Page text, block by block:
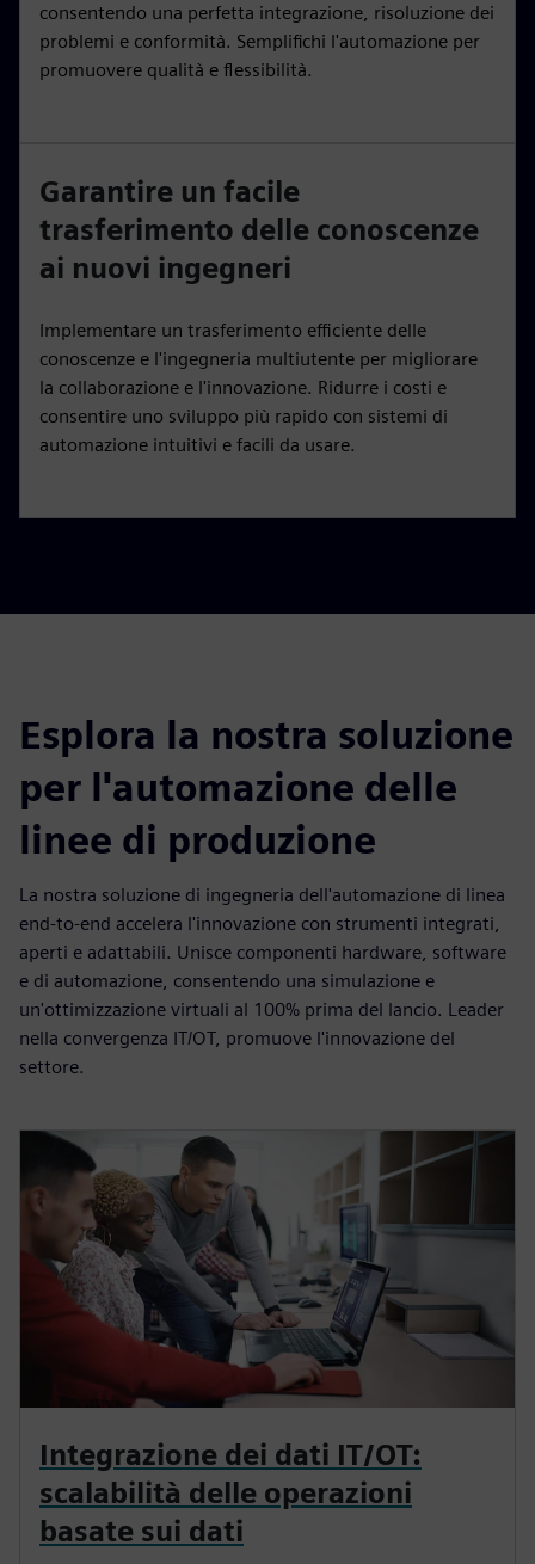
consentendo una perfetta integrazione, risoluzione dei
problemi e conformità. Semplifichi l'automazione per
promuovere qualità e flessibilità.
Garantire un facile
trasferimento delle conoscenze
ai nuovi ingegneri
Implementare un trasferimento efficiente delle
conoscenze e l'ingegneria multiutente per migliorare
la collaborazione e l'innovazione. Ridurre i costi e
consentire uno sviluppo più rapido con sistemi di
automazione intuitivi e facili da usare.
Esplora la nostra soluzione
per l'automazione delle
linee di produzione
La nostra soluzione di ingegneria dell'automazione di linea
end-to-end accelera l'innovazione con strumenti integrati,
aperti e adattabili. Unisce componenti hardware, software
e di automazione, consentendo una simulazione e
un'ottimizzazione virtuali al 100% prima del lancio. Leader
nella convergenza IT/OT, promuove l'innovazione del
settore.
Integrazione dei dati IT/OT:
scalabilità delle operazioni
basate sui dati